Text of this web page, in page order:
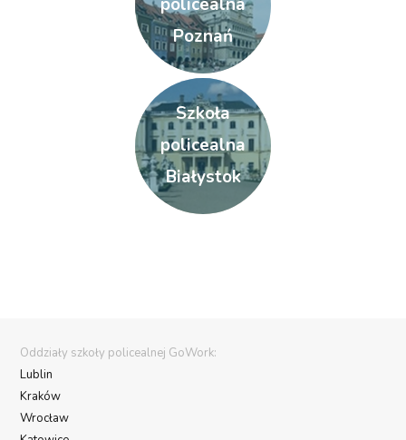
Poznań
Szkoła
policealna
Białystok
Oddziały szkoły policealnej GoWork:
Lublin
Kraków
Wrocław